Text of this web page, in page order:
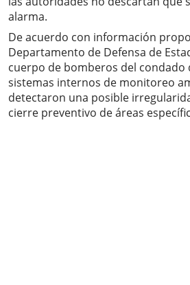
alarma.
De acuerdo con información
Departamento de Defensa de
cuerpo de bomberos del condado
sistemas internos de monitoreo
detectaron una posible
cierre preventivo de áreas